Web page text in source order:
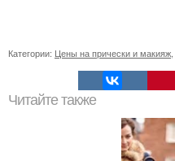
Категории: Цены на прически и макияж
Читайте также